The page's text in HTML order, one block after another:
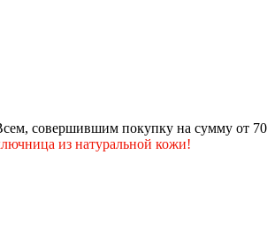
совершившим покупку на сумму от
из натуральной кожи!